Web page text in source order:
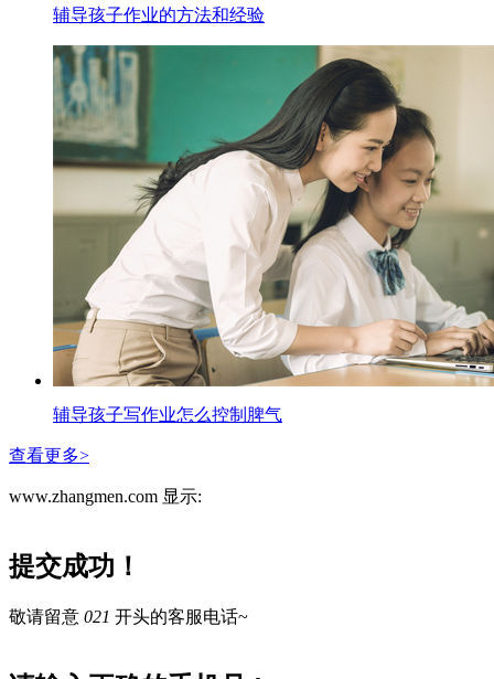
辅导孩子作业的方法和经验
辅导孩子写作业怎么控制脾气
查看更多>
www.zhangmen.com 显示:
提交成功！
敬请留意 021 开头的客服电话~